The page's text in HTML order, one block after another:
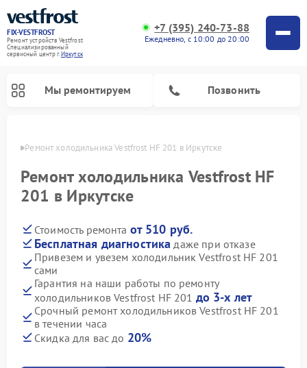
FIX-VESTFROST
Ремонт устройств Vestfrost
Специализированный
cервисный центр г.Иркутск
+7 (395) 240-73-88
Ежедневно, с 10:00 до 20:00
Мы ремонтируем Позвонить
Ремонт холодильника Vestfrost HF 201 в Иркутске
Ремонт холодильника Vestfrost HF
201 в Иркутске
Стоимость ремонта от 510 руб.
Бесплатная диагностика даже при отказе
Привезем и увезем холодильник Vestfrost HF 201
сами
Гарантия на наши работы по ремонту
холодильников Vestfrost HF 201 до 3-х лет
Срочный ремонт холодильников Vestfrost HF 201
в течении часа
Скидка для вас до 20%